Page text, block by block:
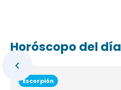
Horóscopo del día
Escorpión